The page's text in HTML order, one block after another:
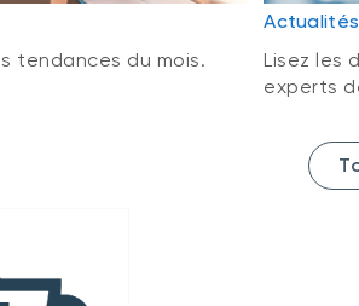
tendances du mois.
Lisez les
experts